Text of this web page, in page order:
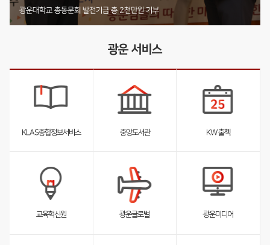
기부 내역 전체 보러가기
부동산법무학과 박사동문, 발전기금 4천2백12만원 기부
미디어커뮤니케이션학부 둥지장학회, 1천4백61만원 기탁
광운대학교 총동문회 발전기금 총 2천만원 기부
광운 서비스
KLAS종합정보서비스 중앙도서관 KW 출첵
브
스
트
침
교육혁신원
브
리
스
트
침
광운글로벌
브
리
스
트
침
광운미디어